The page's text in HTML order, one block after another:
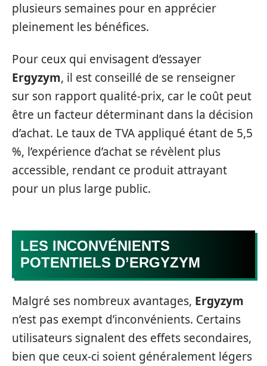
plusieurs semaines pour en apprécier
pleinement les bénéfices.
Pour ceux qui envisagent d’essayer
Ergyzym, il est conseillé de se renseigner
sur son rapport qualité-prix, car le coût peut
être un facteur déterminant dans la décision
d’achat. Le taux de TVA appliqué étant de 5,5
%, l’expérience d’achat se révèlent plus
accessible, rendant ce produit attrayant
pour un plus large public.
LES INCONVÉNIENTS
POTENTIELS D’ERGYZYM
Malgré ses nombreux avantages, Ergyzym
n’est pas exempt d’inconvénients. Certains
utilisateurs signalent des effets secondaires,
bien que ceux-ci soient généralement légers